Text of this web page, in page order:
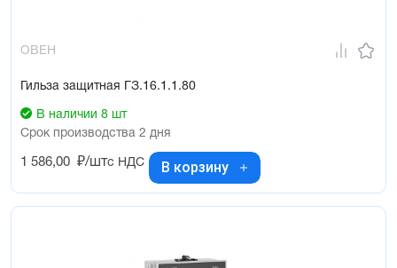
ОВЕН
Гильза защитная ГЗ.16.1.1.80
В наличии 8 шт
Срок производства 2 дня
1 586,00 ₽/штс НДС В корзину